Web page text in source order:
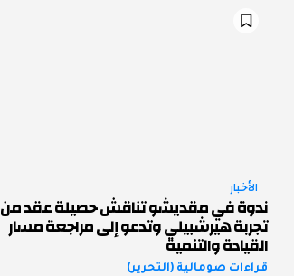
الأخبار
ندوة في مقديشو تناقش حصيلة عقد من
تجربة هيرشبيلي وتدعو إلى مراجعة مسار
القيادة والتنمية
قراءات صومالية (التحرير)